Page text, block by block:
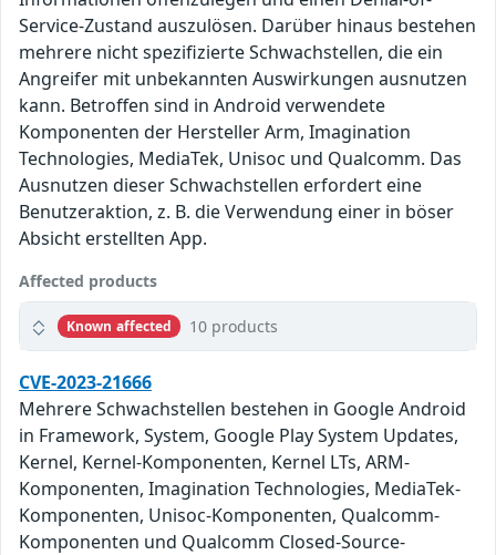
Service-Zustand auszulösen. Darüber hinaus bestehen
mehrere nicht spezifizierte Schwachstellen, die ein
Angreifer mit unbekannten Auswirkungen ausnutzen
kann. Betroffen sind in Android verwendete
Komponenten der Hersteller Arm, Imagination
Technologies, MediaTek, Unisoc und Qualcomm. Das
Ausnutzen dieser Schwachstellen erfordert eine
Benutzeraktion, z. B. die Verwendung einer in böser
Absicht erstellten App.
Affected products
Known affected 10 products
CVE-2023-21666
Mehrere Schwachstellen bestehen in Google Android
in Framework, System, Google Play System Updates,
Kernel, Kernel-Komponenten, Kernel LTs, ARM-
Komponenten, Imagination Technologies, MediaTek-
Komponenten, Unisoc-Komponenten, Qualcomm-
Komponenten und Qualcomm Closed-Source-